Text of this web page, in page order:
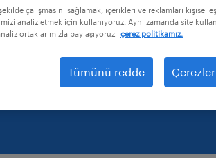
çalışmasını sağlamak, içerikleri ve reklamları
analiz etmek için kullanıyoruz. Aynı zamanda site
ortaklarımızla paylaşıyoruz
çerez politikamız.
Tümünü redde